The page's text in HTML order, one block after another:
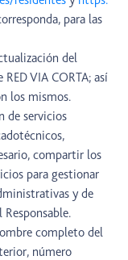
para las
del
RED VIA CORTA; así
los mismos.
de servicios
compartir los
para gestionar
y de
completo del
número